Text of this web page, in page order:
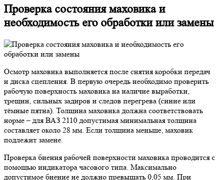
Проверка состояния маховика и
необходимость его обработки или замены
Осмотр маховика выполняется после снятия коробки передач
и диска сцепления. В первую очередь необходимо проверить
рабочую поверхность маховика на наличие выработки,
трещин, сильных задиров и следов перегрева (синие или
тёмные пятна). Толщина маховика должна соответствовать
норме – для ВАЗ 2110 допустимая минимальная толщина
составляет около 28 мм. Если толщина меньше, маховик
подлежит замене.
Проверка биения рабочей поверхности маховика проводится с
помощью индикатора часового типа. Максимально
допустимое биение не должно превышать 0,05 мм. При